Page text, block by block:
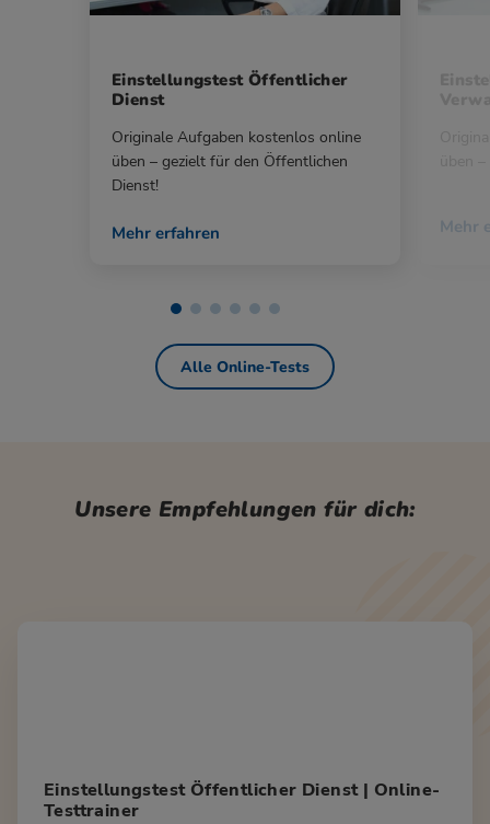
Einstellungstest Öffentlicher
Dienst
Originale Aufgaben kostenlos online
üben – gezielt für den Öffentlichen
Dienst!
Mehr erfahren Mehr
Alle Online-Tests
Unsere Empfehlungen für dich:
Einstellungstest Öffentlicher Dienst | Online-
Testtrainer